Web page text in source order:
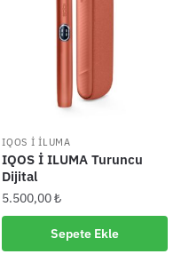
IQOS İ İLUMA
IQOS İ ILUMA Turuncu
Dijital
5.500,00₺
Sepete Ekle